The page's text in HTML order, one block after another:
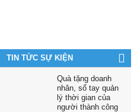
TIN TỨC SỰ KIỆN
Quà tặng doanh
nhân, sổ tay quản
lý thời gian của
người thành công